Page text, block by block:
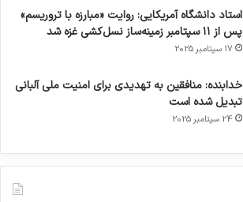
استاد دانشگاه آمریکایی: روایت «مبارزه با تروریسم»
پس از ۱۱ سپتامبر زمینه‌ساز نسل‌کشی غزه شد
17 سپتامبر 2025
خدابنده: منافقین به تهدیدی برای امنیت ملی آلبانی
تبدیل شده است
24 سپتامبر 2025